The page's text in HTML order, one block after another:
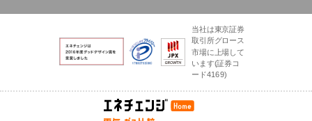
当社は東京証券
取引所グロース
市場に上場して
います(証券コ
ード4169)